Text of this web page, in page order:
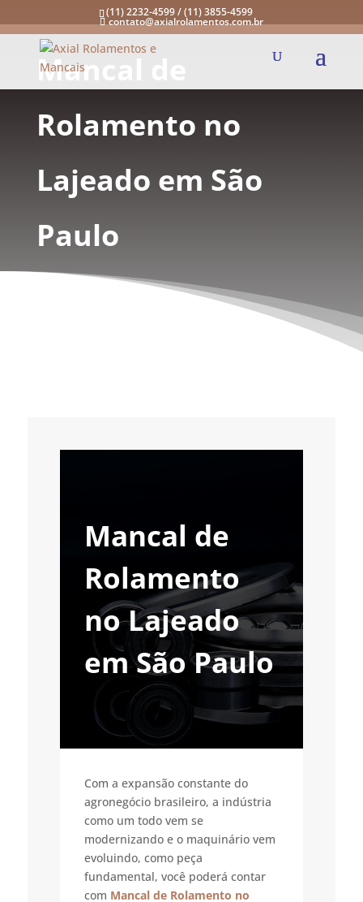
(11) 2232-4599 / (11) 3855-4599
contato@axialrolamentos.com.br
Mancal de
Rolamento no
Lajeado em São
Paulo
Mancal de
Rolamento
no Lajeado
em São Paulo
Com a expansão constante do
agronegócio brasileiro, a indústria
como um todo vem se
modernizando e o maquinário vem
evoluindo, como peça
fundamental, você poderá contar
com Mancal de Rolamento no